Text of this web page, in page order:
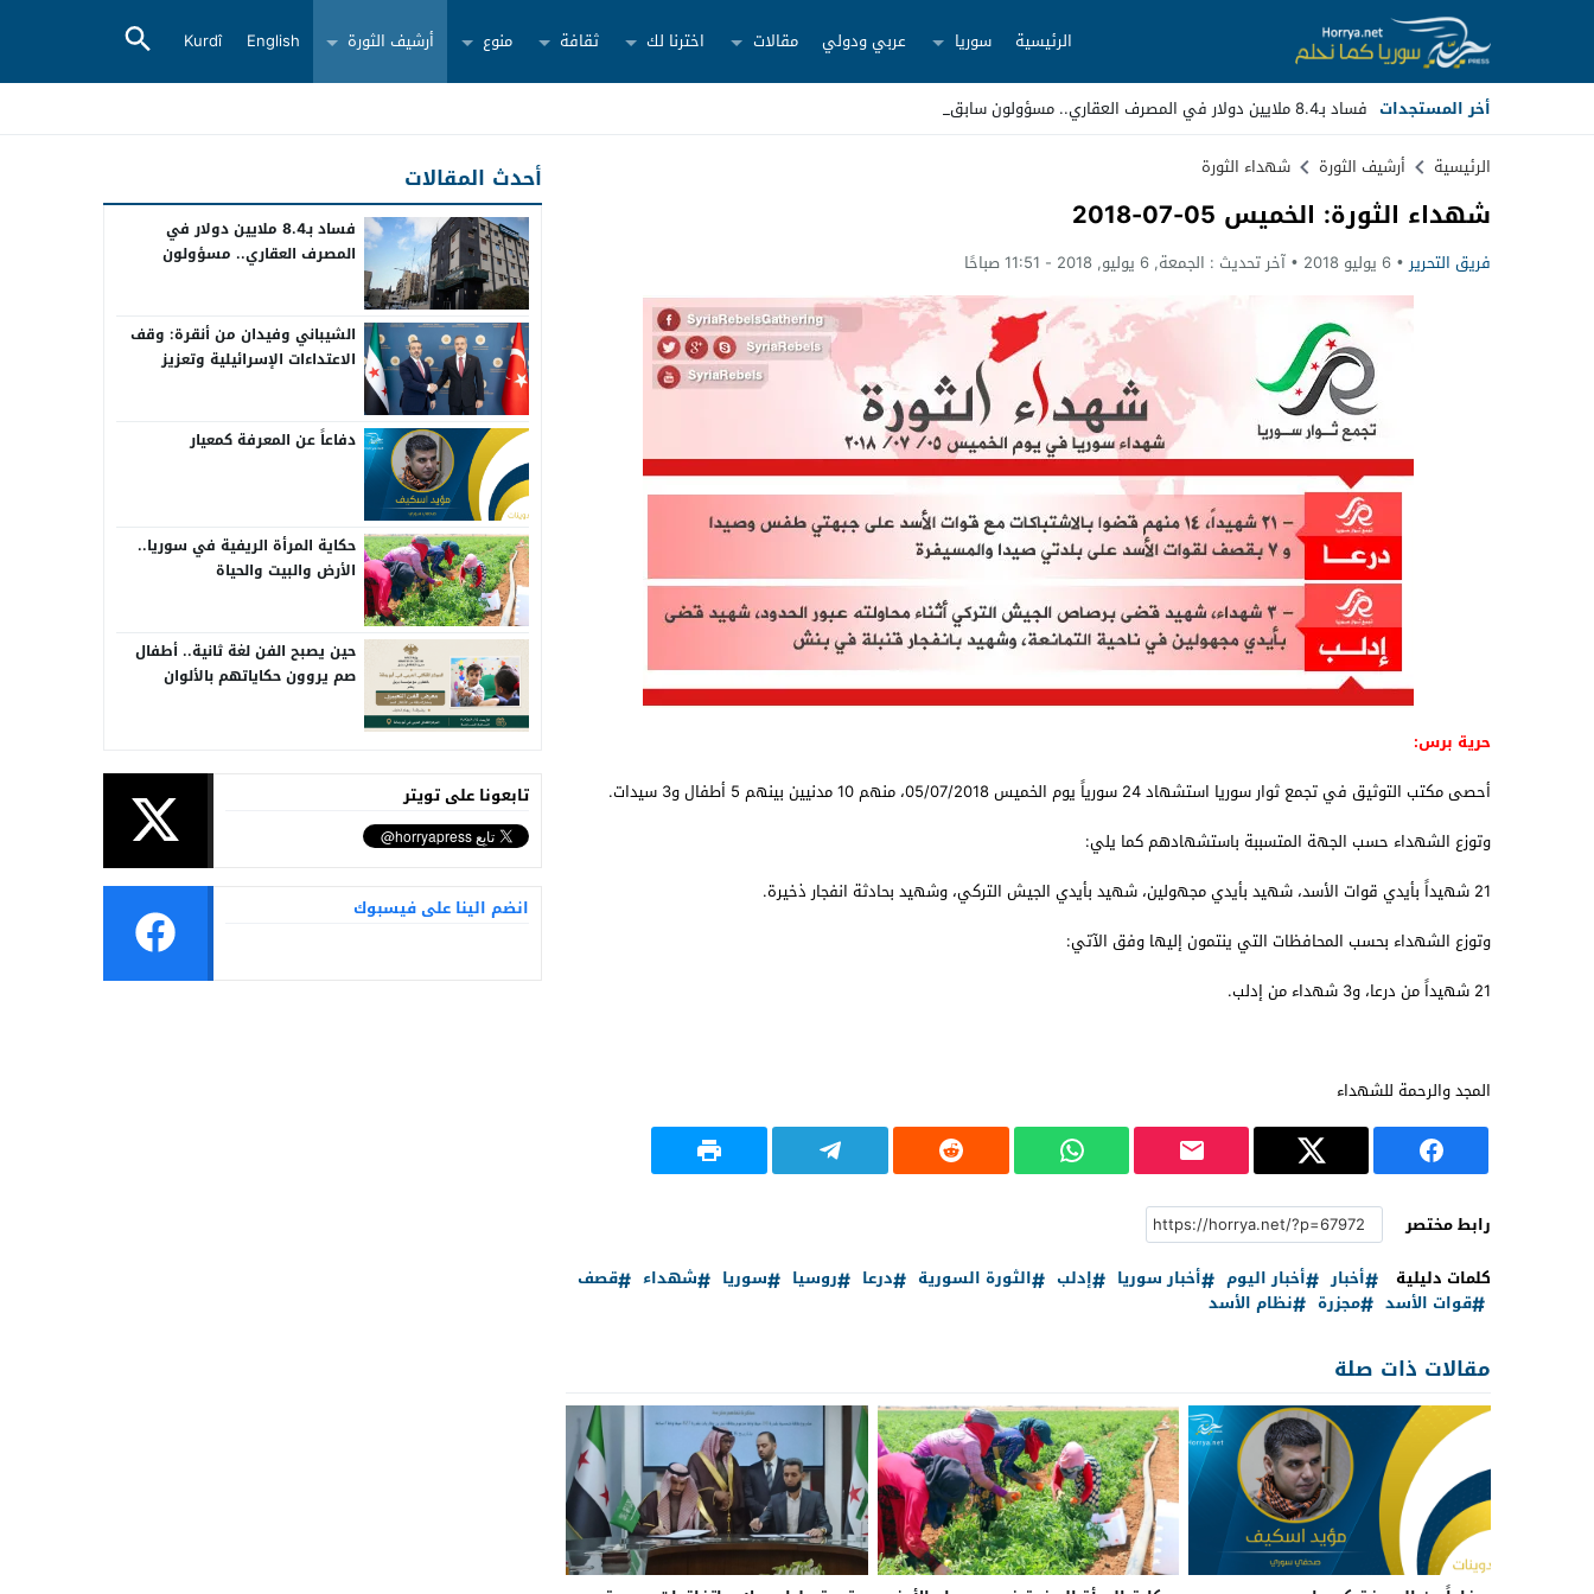
الرئيسية سوريا عربي ودولي مقالات اخترنا لك ثقافة منوع أرشيف الثورة English
Kurdî
أخر المستجدات فساد بـ8.4 ملايين دولار في المصرف العقاري.. مسؤولون سابقون أم _
Stop
Previous
Next
الرئيسية أرشيف الثورة شهداء الثورة
شهداء الثورة: الخميس 05-07-2018
فريق التحرير 6 يوليو 2018 آخر تحديث : الجمعة, 6 يوليو, 2018 - 11:51 صباحًا
حرية برس:
أحصى مكتب التوثيق فيتجمع ثوار سوريا استشهاد 24 سورياً يوم الخميس 05/07/2018، منهم 10 مدنيين بينهم 5 أطفال و3 سيدات.
وتوزع الشهداء حسب الجهة المتسببة باستشهادهم كما يلي:
21 شهيداً بأيدي قوات الأسد، شهيد بأيدي مجهولين، شهيد بأيدي الجيش التركي، وشهيد بحادثة انفجار ذخيرة.
وتوزع الشهداء بحسب المحافظات التي ينتمون إليها وفق الآتي:
21 شهيداً من
درعا، و3 شهداء من إدلب.
المجد والرحمة للشهداء
رابط مختصر
كلمات دليلية
أخبار أخبار اليوم أخبار سوريا إدلب الثورة السورية درعا روسيا سوريا شهداء
قصف
قوات الأسد
مجزرة نظام الأسد
مقالات ذات صلة
أحدث المقالات
فساد بـ8.4 ملايين دولار في
المصرف العقاري.. مسؤولون
الشيباني وفيدان من أنقرة: وقف
الاعتداءات الإسرائيلية وتعزيز
دفاعاً عن المعرفة كمعيار
حكاية المرأة الريفية في سوريا..
الأرض والبيت والحياة
حين يصبح الفن لغة ثانية.. أطفال
صم يروون حكاياتهم بالألوان
انضم الينا على فيسبوك
تابعونا على تويتر